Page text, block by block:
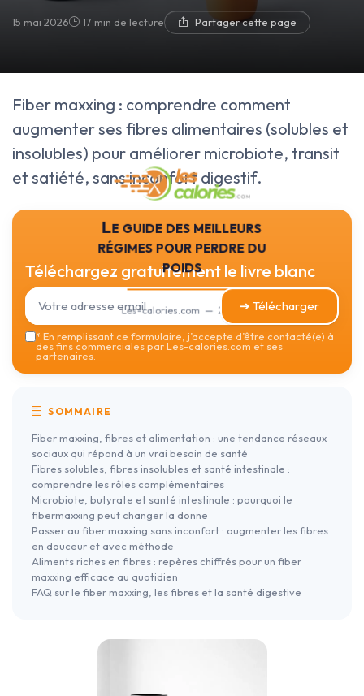
15 mai 2026 17 min de lecture Partager cette page
Fiber maxxing : comprendre comment
augmenter ses fibres alimentaires (solubles et
insolubles) pour améliorer microbiote, transit
et satiété, sans inconfort digestif.
Le guide des meilleurs
régimes pour perdre du
poids
Les-calories.com — 2026
Téléchargez gratuitement le livre blanc
➔ Télécharger
*En remplissant ce formulaire, j’accepte d’être contacté(e) à
des fins commerciales par Les-calories.com et ses
partenaires.
SOMMAIRE
Fiber maxxing, fibres et alimentation : une tendance réseaux
sociaux qui répond à un vrai besoin de santé
Fibres solubles, fibres insolubles et santé intestinale :
comprendre les rôles complémentaires
Microbiote, butyrate et santé intestinale : pourquoi le
fibermaxxing peut changer la donne
Passer au fiber maxxing sans inconfort : augmenter les fibres
en douceur et avec méthode
Aliments riches en fibres : repères chiffrés pour un fiber
maxxing efficace au quotidien
FAQ sur le fiber maxxing, les fibres et la santé digestive